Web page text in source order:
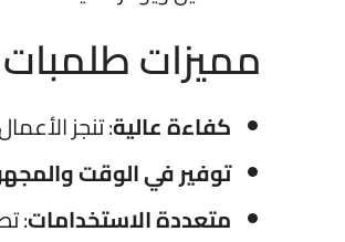
مميزات
كفاءة عالية: تنجز
توفير في الوقت
متعددة الاستخدامات: